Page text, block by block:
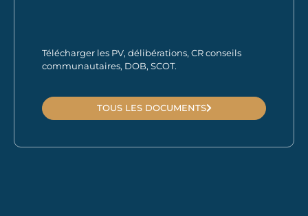
Télécharger les PV, délibérations, CR conseils
communautaires, DOB, SCOT.
TOUS LES DOCUMENTS